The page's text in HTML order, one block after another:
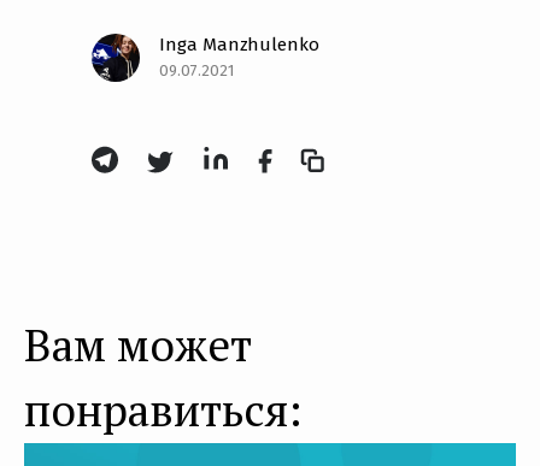
Inga Manzhulenko
09.07.2021
Вам может
понравиться: